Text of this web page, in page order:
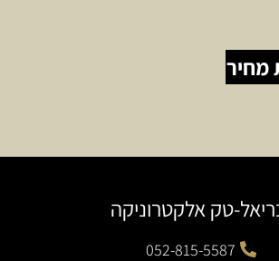
מחיר
טק אלקטרוניקה
052-815-5587